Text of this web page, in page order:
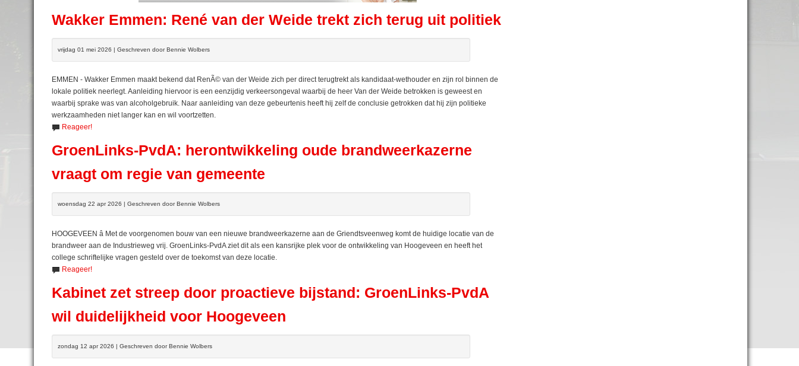
Wakker Emmen: René van der Weide trekt zich terug uit politiek
vrijdag 01 mei 2026 | Geschreven door Bennie Wolbers
EMMEN - Wakker Emmen maakt bekend dat RenÃ© van der Weide zich per direct terugtrekt als kandidaat-wethouder en zijn rol binnen de
lokale politiek neerlegt. Aanleiding hiervoor is een eenzijdig verkeersongeval waarbij de heer Van der Weide betrokken is geweest en
waarbij sprake was van alcoholgebruik. Naar aanleiding van deze gebeurtenis heeft hij zelf de conclusie getrokken dat hij zijn politieke
werkzaamheden niet langer kan en wil voortzetten.
Reageer!
GroenLinks-PvdA: herontwikkeling oude brandweerkazerne
vraagt om regie van gemeente
woensdag 22 apr 2026 | Geschreven door Bennie Wolbers
HOOGEVEEN â Met de voorgenomen bouw van een nieuwe brandweerkazerne aan de Griendtsveenweg komt de huidige locatie van de
brandweer aan de Industrieweg vrij. GroenLinks-PvdA ziet dit als een kansrijke plek voor de ontwikkeling van Hoogeveen en heeft het
college schriftelijke vragen gesteld over de toekomst van deze locatie.
Reageer!
Kabinet zet streep door proactieve bijstand: GroenLinks-PvdA
wil duidelijkheid voor Hoogeveen
zondag 12 apr 2026 | Geschreven door Bennie Wolbers